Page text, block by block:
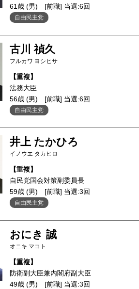
61歳 (男)
[前職] 当選:6回
自由民主党
古川 禎久
フルカワ ヨシヒサ
【重複】
法務大臣
56歳 (男)
[前職] 当選:6回
自由民主党
井上 たかひろ
イノウエ タカヒロ
【重複】
自民党国会対策副委員長
59歳 (男)
[前職] 当選:3回
自由民主党
おにき 誠
オニキ マコト
【重複】
防衛副大臣兼内閣府副大臣
49歳 (男)
[前職] 当選:3回